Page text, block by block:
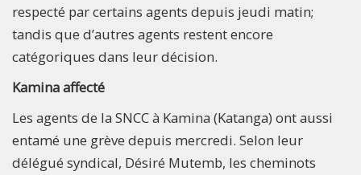
respecté par certains agents depuis jeudi matin;
tandis que d’autres agents restent encore
catégoriques dans leur décision.
Kamina affecté
Les agents de la SNCC à Kamina (Katanga) ont aussi
entamé une grève depuis mercredi. Selon leur
délégué syndical, Désiré Mutemb, les cheminots